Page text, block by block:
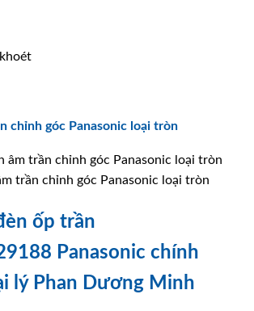
chỉnh góc Panasonic loại tròn
trần chỉnh góc Panasonic loại tròn
ốp trần
Panasonic chính
lý Phan Dương Minh